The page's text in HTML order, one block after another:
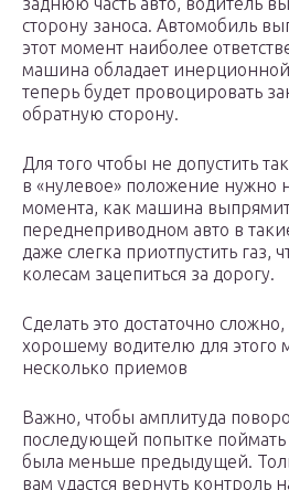
сторону заноса. Автомобиль
этот момент наиболее
машина обладает
теперь будет провоцировать
обратную сторону.
Для того чтобы не допустить
в «нулевое» положение нужно
момента, как машина
переднеприводном авто в
даже слегка приотпустить газ,
колесам зацепиться за дорогу.
Сделать это достаточно
хорошему водителю для этого
несколько приемов
Важно, чтобы амплитуда
последующей попытке поймать
была меньше предыдущей.
вам удастся вернуть контроль